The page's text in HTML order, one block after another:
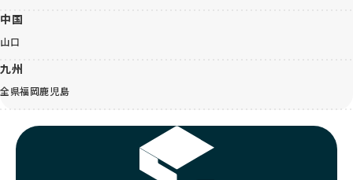
中国
山口
九州
全県福岡鹿児島